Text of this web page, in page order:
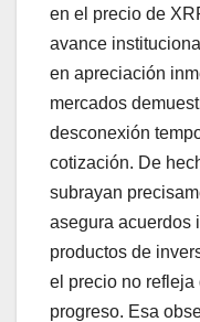
en el precio de
avance
en apreciación
mercados
desconexión
cotización. De
subrayan
asegura acuerdos
productos de
el precio no refleja
progreso. Esa